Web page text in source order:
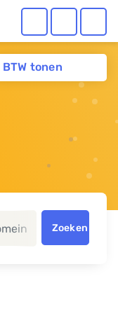
BTW tonen
Domeinnaam
Zoeken